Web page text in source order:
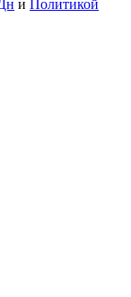
и Политикой